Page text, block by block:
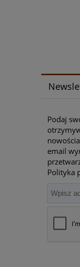
Podaj
email
Polityka